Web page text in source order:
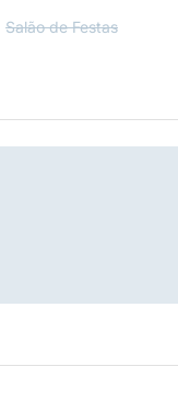
Salão de Festas